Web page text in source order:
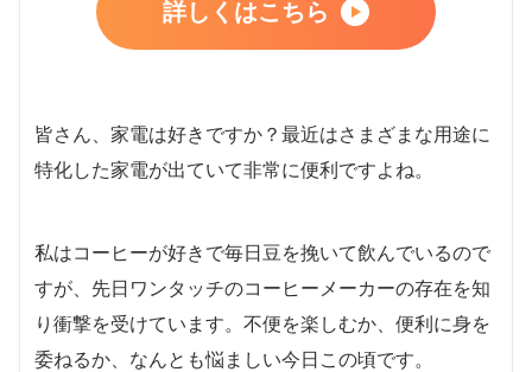
詳しくはこちら
皆さん、家電は好きですか？最近はさまざまな用途に
特化した家電が出ていて非常に便利ですよね。
私はコーヒーが好きで毎日豆を挽いて飲んでいるので
すが、先日ワンタッチのコーヒーメーカーの存在を知
り衝撃を受けています。不便を楽しむか、便利に身を
委ねるか、なんとも悩ましい今日この頃です。